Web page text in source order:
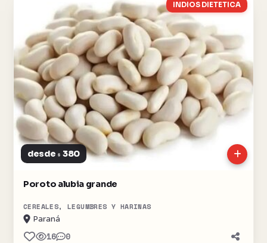
INDIOS DIETETICA
desde $ 380
Poroto alubia grande
CEREALES, LEGUMBRES Y HARINAS
Paraná
16 0